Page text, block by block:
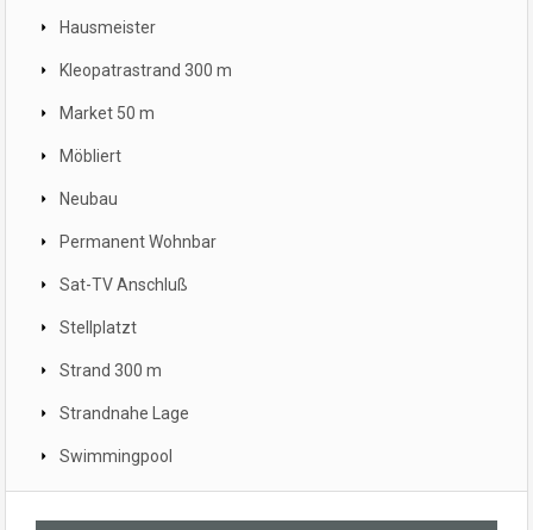
Hausmeister
Kleopatrastrand 300 m
Market 50 m
Möbliert
Neubau
Permanent Wohnbar
Sat-TV Anschluß
Stellplatzt
Strand 300 m
Strandnahe Lage
Swimmingpool